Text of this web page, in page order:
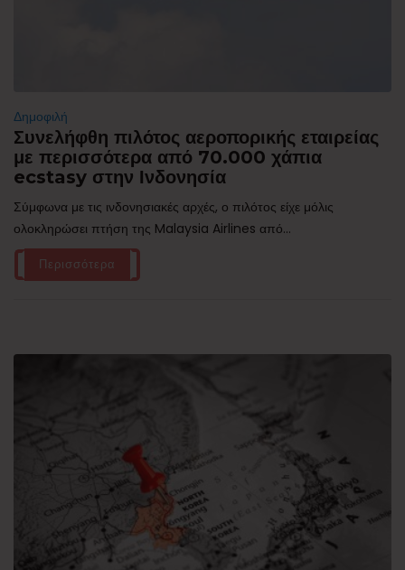
Δημοφιλή
Συνελήφθη πιλότος αεροπορικής εταιρείας
με περισσότερα από 70.000 χάπια
ecstasy στην Ινδονησία
Σύμφωνα με τις ινδονησιακές αρχές, ο πιλότος είχε μόλις
ολοκληρώσει πτήση της Malaysia Airlines από...
Περισσότερα